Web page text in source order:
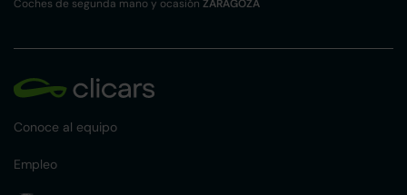
Coches de segunda mano y ocasión ZARAGOZA
Conoce al equipo
Empleo